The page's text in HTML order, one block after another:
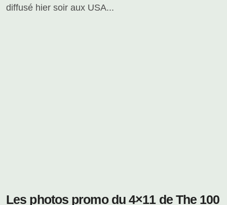
diffusé hier soir aux USA...
Les photos promo du 4×11 de The 100